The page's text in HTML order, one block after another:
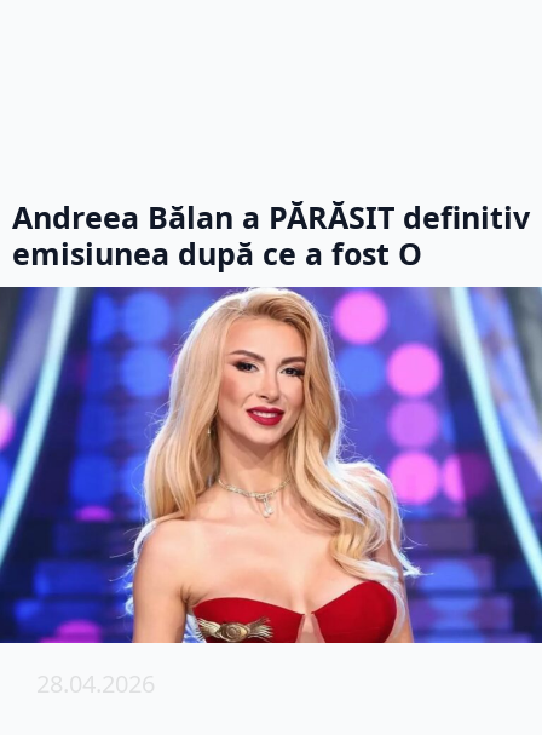
Andreea Bălan a PĂRĂSIT definitiv
emisiunea după ce a fost O
28.04.2026